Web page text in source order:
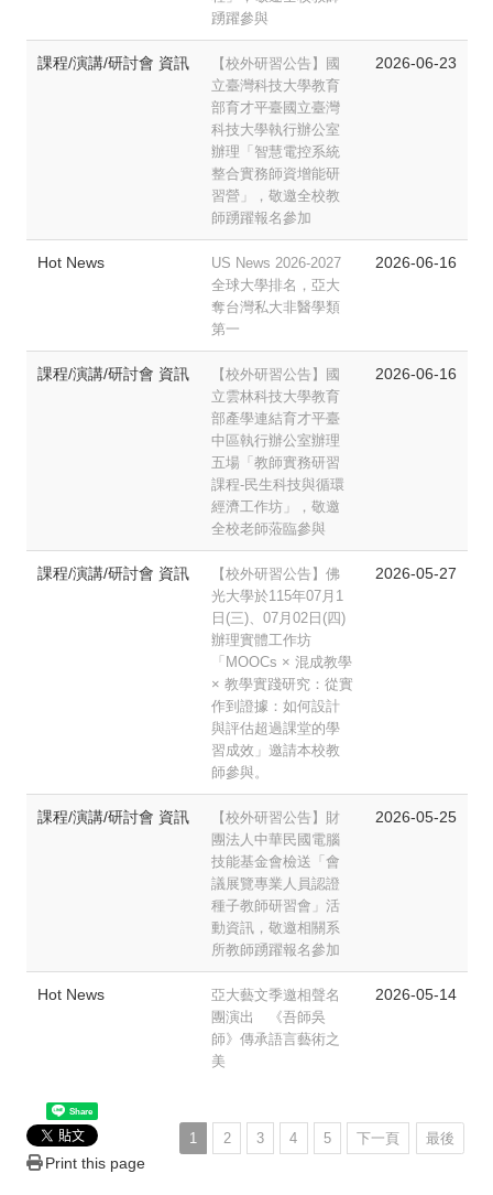
踴躍參與
課程/演講/研討會 資訊
【校外研習公告】國
立臺灣科技大學教育
部育才平臺國立臺灣
科技大學執行辦公室
辦理「智慧電控系統
整合實務師資增能研
習營」，敬邀全校教
師踴躍報名參加
2026-06-23
Hot News
US News 2026-2027
全球大學排名，亞大
奪台灣私大非醫學類
第一
2026-06-16
課程/演講/研討會 資訊
【校外研習公告】國
立雲林科技大學教育
部產學連結育才平臺
中區執行辦公室辦理
五場「教師實務研習
課程-民生科技與循環
經濟工作坊」，敬邀
全校老師蒞臨參與
2026-06-16
課程/演講/研討會 資訊
【校外研習公告】佛
光大學於115年07月1
日(三)、07月02日(四)
辦理實體工作坊
「MOOCs × 混成教學
× 教學實踐研究：從實
作到證據：如何設計
與評估超過課堂的學
習成效」邀請本校教
師參與。
2026-05-27
課程/演講/研討會 資訊
【校外研習公告】財
團法人中華民國電腦
技能基金會檢送「會
議展覽專業人員認證
種子教師研習會」活
動資訊，敬邀相關系
所教師踴躍報名參加
2026-05-25
Hot News
亞大藝文季邀相聲名
團演出 《吾師吳
師》傳承語言藝術之
美
2026-05-14
1 2 3 4 5 下一頁 最後
Share
Print this page